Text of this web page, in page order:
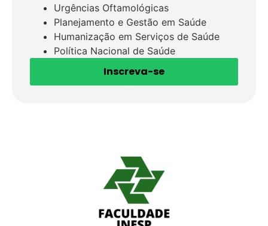
Urgências Oftamológicas
Planejamento e Gestão em Saúde
Humanização em Serviços de Saúde
Política Nacional de Saúde
Inscreva-se